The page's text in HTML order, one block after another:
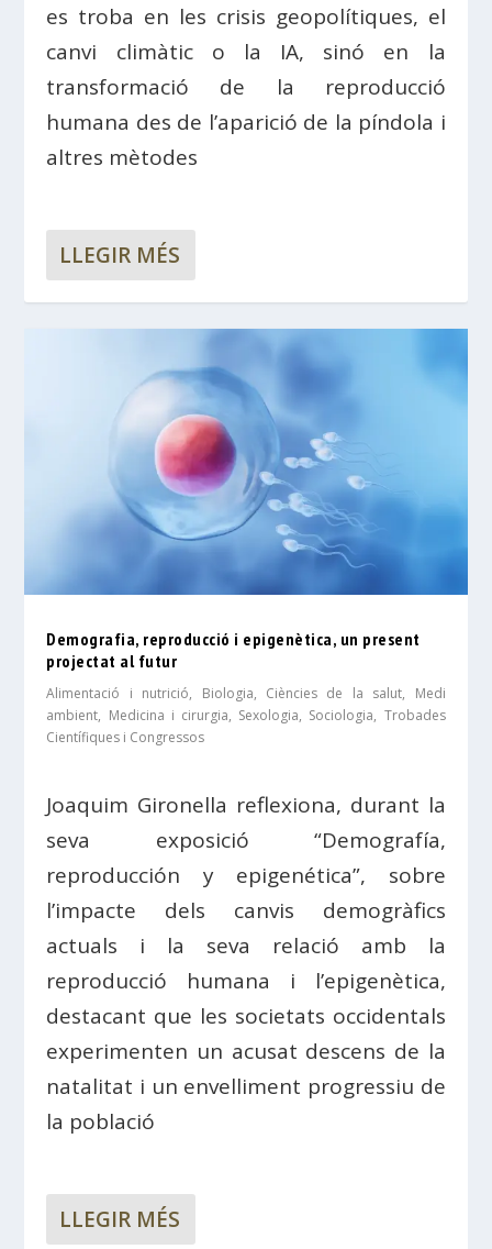
es troba en les crisis geopolítiques, el
canvi climàtic o la IA, sinó en la
transformació de la reproducció
humana des de l’aparició de la píndola i
altres mètodes
LLEGIR MÉS
Demografia, reproducció i epigenètica, un present
projectat al futur
Alimentació i nutrició, Biologia, Ciències de la salut, Medi
ambient, Medicina i cirurgia, Sexologia, Sociologia, Trobades
Científiques i Congressos
Joaquim Gironella reflexiona, durant la
seva exposició “Demografía,
reproducción y epigenética”, sobre
l’impacte dels canvis demogràfics
actuals i la seva relació amb la
reproducció humana i l’epigenètica,
destacant que les societats occidentals
experimenten un acusat descens de la
natalitat i un envelliment progressiu de
la població
LLEGIR MÉS